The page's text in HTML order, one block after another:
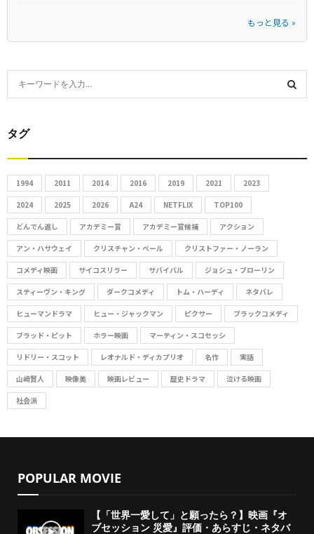
もっと見る »
e
r
o
r
:
タグ
1994 2011 2014 2016 2019 2021 2023
2024 2025 2026 A24 NETFLIX TOP100
どんでん返し アカデミー賞 アカデミー賞候補 アクション
アン・ハサウェイ クリスチャン・ベール クリストファー・ノーラン
コメディ映画 サイコスリラー サバイバル ジョシュ・ブローリン
スティーヴン・キング ダークコメディ トム・ハーディ ネタバレ
ヒューマンドラマ ヒュー・ジャックマン ピクサー ブラックコメディ
ブラッド・ピット ホラー映画 マーティン・スコセッシ
リドリー・スコット レオナルド・ディカプリオ 名作 実話
山﨑賢人 映像美 映画レビュー 歴史ドラマ 泣ける映画
社会派
POPULAR MOVIE
【「世界一愛して」と願ったら？】映画『オ
ブセッション 災愛』評価・あらすじ・ネタバ